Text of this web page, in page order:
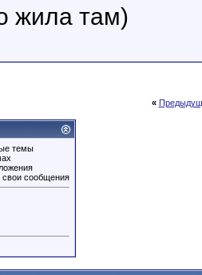
жила там)
«
темы
свои сообщения